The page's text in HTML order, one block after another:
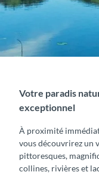
Votre paradis
exceptionnel
À proximité
vous découvrirez un
pittoresques,
collines, rivières et